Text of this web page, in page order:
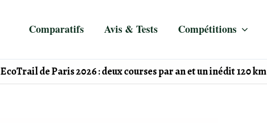
Comparatifs Avis & Tests Compétitions
EcoTrail de Paris 2026 : deux courses par an et un inédit 120 km